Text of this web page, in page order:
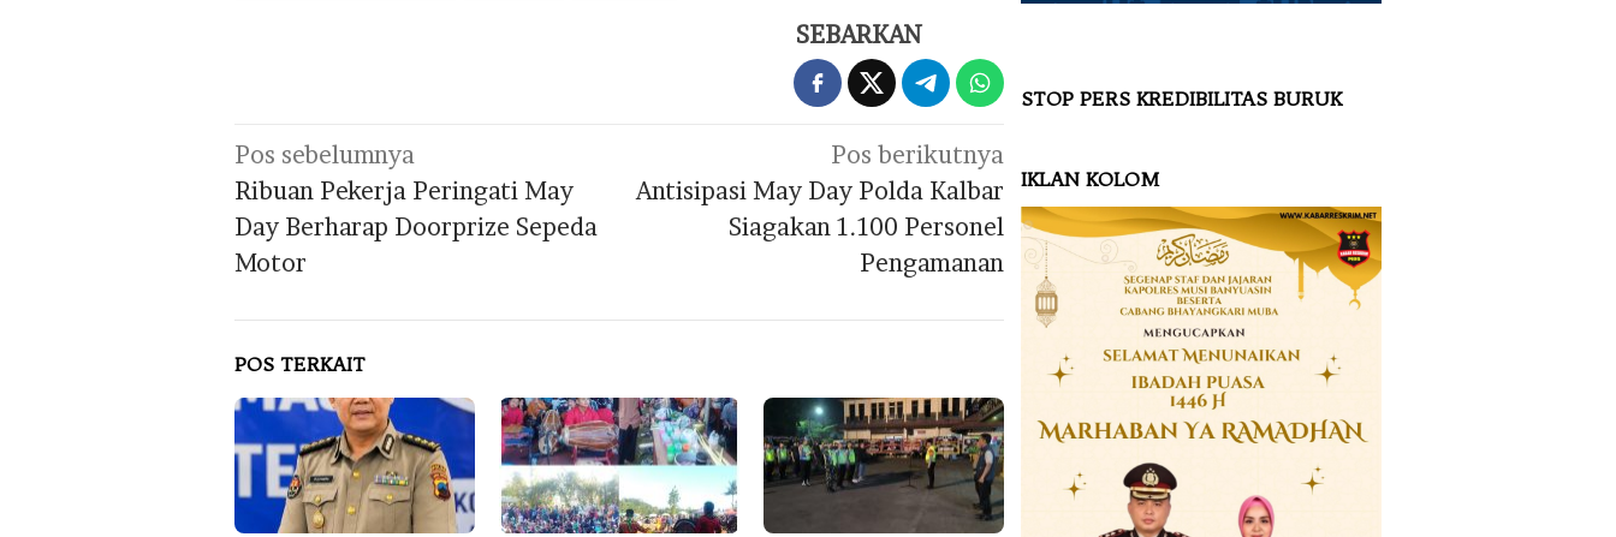
SEBARKAN
Navigasi
pos
Pos sebelumnya
Ribuan Pekerja Peringati May
Day Berharap Doorprize Sepeda
Motor
Pos berikutnya
Antisipasi May Day Polda Kalbar
Siagakan 1.100 Personel
Pengamanan
POS TERKAIT
STOP PERS KREDIBILITAS BURUK
IKLAN KOLOM